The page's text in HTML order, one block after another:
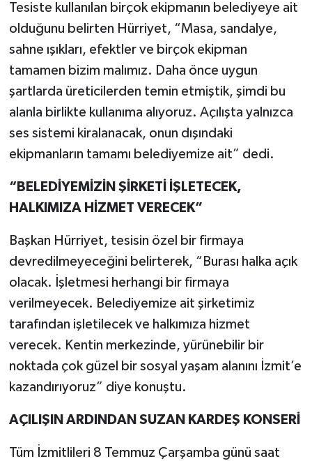
Tesiste kullanılan birçok ekipmanın belediyeye ait
olduğunu belirten Hürriyet, “Masa, sandalye,
sahne ışıkları, efektler ve birçok ekipman
tamamen bizim malımız. Daha önce uygun
şartlarda üreticilerden temin etmiştik, şimdi bu
alanla birlikte kullanıma alıyoruz. Açılışta yalnızca
ses sistemi kiralanacak, onun dışındaki
ekipmanların tamamı belediyemize ait” dedi.
“BELEDİYEMİZİN ŞİRKETİ İŞLETECEK,
HALKIMIZA HİZMET VERECEK”
Başkan Hürriyet, tesisin özel bir firmaya
devredilmeyeceğini belirterek, “Burası halka açık
olacak. İşletmesi herhangi bir firmaya
verilmeyecek. Belediyemize ait şirketimiz
tarafından işletilecek ve halkımıza hizmet
verecek. Kentin merkezinde, yürünebilir bir
noktada çok güzel bir sosyal yaşam alanını İzmit’e
kazandırıyoruz” diye konuştu.
AÇILIŞIN ARDINDAN SUZAN KARDEŞ KONSERİ
Tüm İzmitlileri 8 Temmuz Çarşamba günü saat